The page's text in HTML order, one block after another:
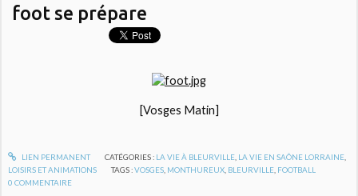
foot se prépare
[Vosges Matin]
LIEN PERMANENT CATÉGORIES : LA VIE À BLEURVILLE, LA VIE EN SAÔNE LORRAINE,
LOISIRS ET ANIMATIONS
TAGS :VOSGES MONTHUREUX BLEURVILLE FOOTBALL
0 COMMENTAIRE